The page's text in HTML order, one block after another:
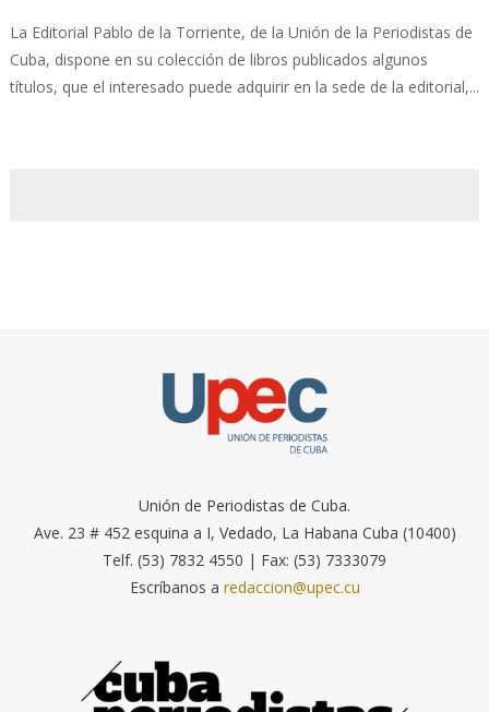
La Editorial Pablo de la Torriente, de la Unión de la Periodistas de
Cuba, dispone en su colección de libros publicados algunos
títulos, que el interesado puede adquirir en la sede de la editorial,...
Unión de Periodistas de Cuba.
Ave. 23 # 452 esquina a I, Vedado, La Habana Cuba (10400)
Telf. (53) 7832 4550 | Fax: (53) 7333079
Escríbanos a redaccion@upec.cu